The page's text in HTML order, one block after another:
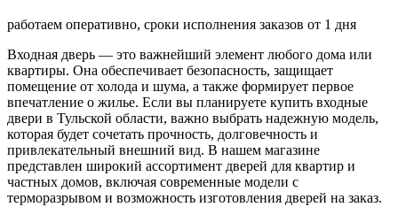
работаем оперативно, сроки исполнения заказов от 1 дня
Входная дверь — это важнейший элемент любого дома или
квартиры. Она обеспечивает безопасность, защищает
помещение от холода и шума, а также формирует первое
впечатление о жилье. Если вы планируете купить входные
двери в Тульской области, важно выбрать надежную модель,
которая будет сочетать прочность, долговечность и
привлекательный внешний вид. В нашем магазине
представлен широкий ассортимент дверей для квартир и
частных домов, включая современные модели с
терморазрывом и возможность изготовления дверей на заказ.